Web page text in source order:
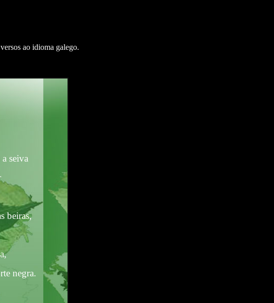
ao idioma galego.
a seiva
beiras,
,
negra.